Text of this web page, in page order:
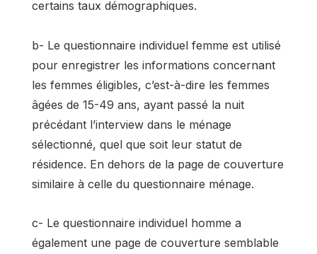
certains taux démographiques.
b- Le questionnaire individuel femme est utilisé
pour enregistrer les informations concernant
les femmes éligibles, c’est-à-dire les femmes
âgées de 15-49 ans, ayant passé la nuit
précédant l’interview dans le ménage
sélectionné, quel que soit leur statut de
résidence. En dehors de la page de couverture
similaire à celle du questionnaire ménage.
c- Le questionnaire individuel homme a
également une page de couverture semblable